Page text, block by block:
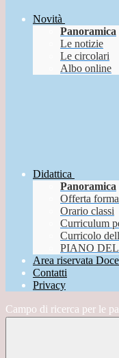
Novità
Panoramica
Le notizie
Le circolari
Albo online
Didattica
Panoramica
Offerta
Orario classi
Curriculum
Curricolo
PIANO
Area riservata
Contatti
Privacy
Campo di ricerca per le